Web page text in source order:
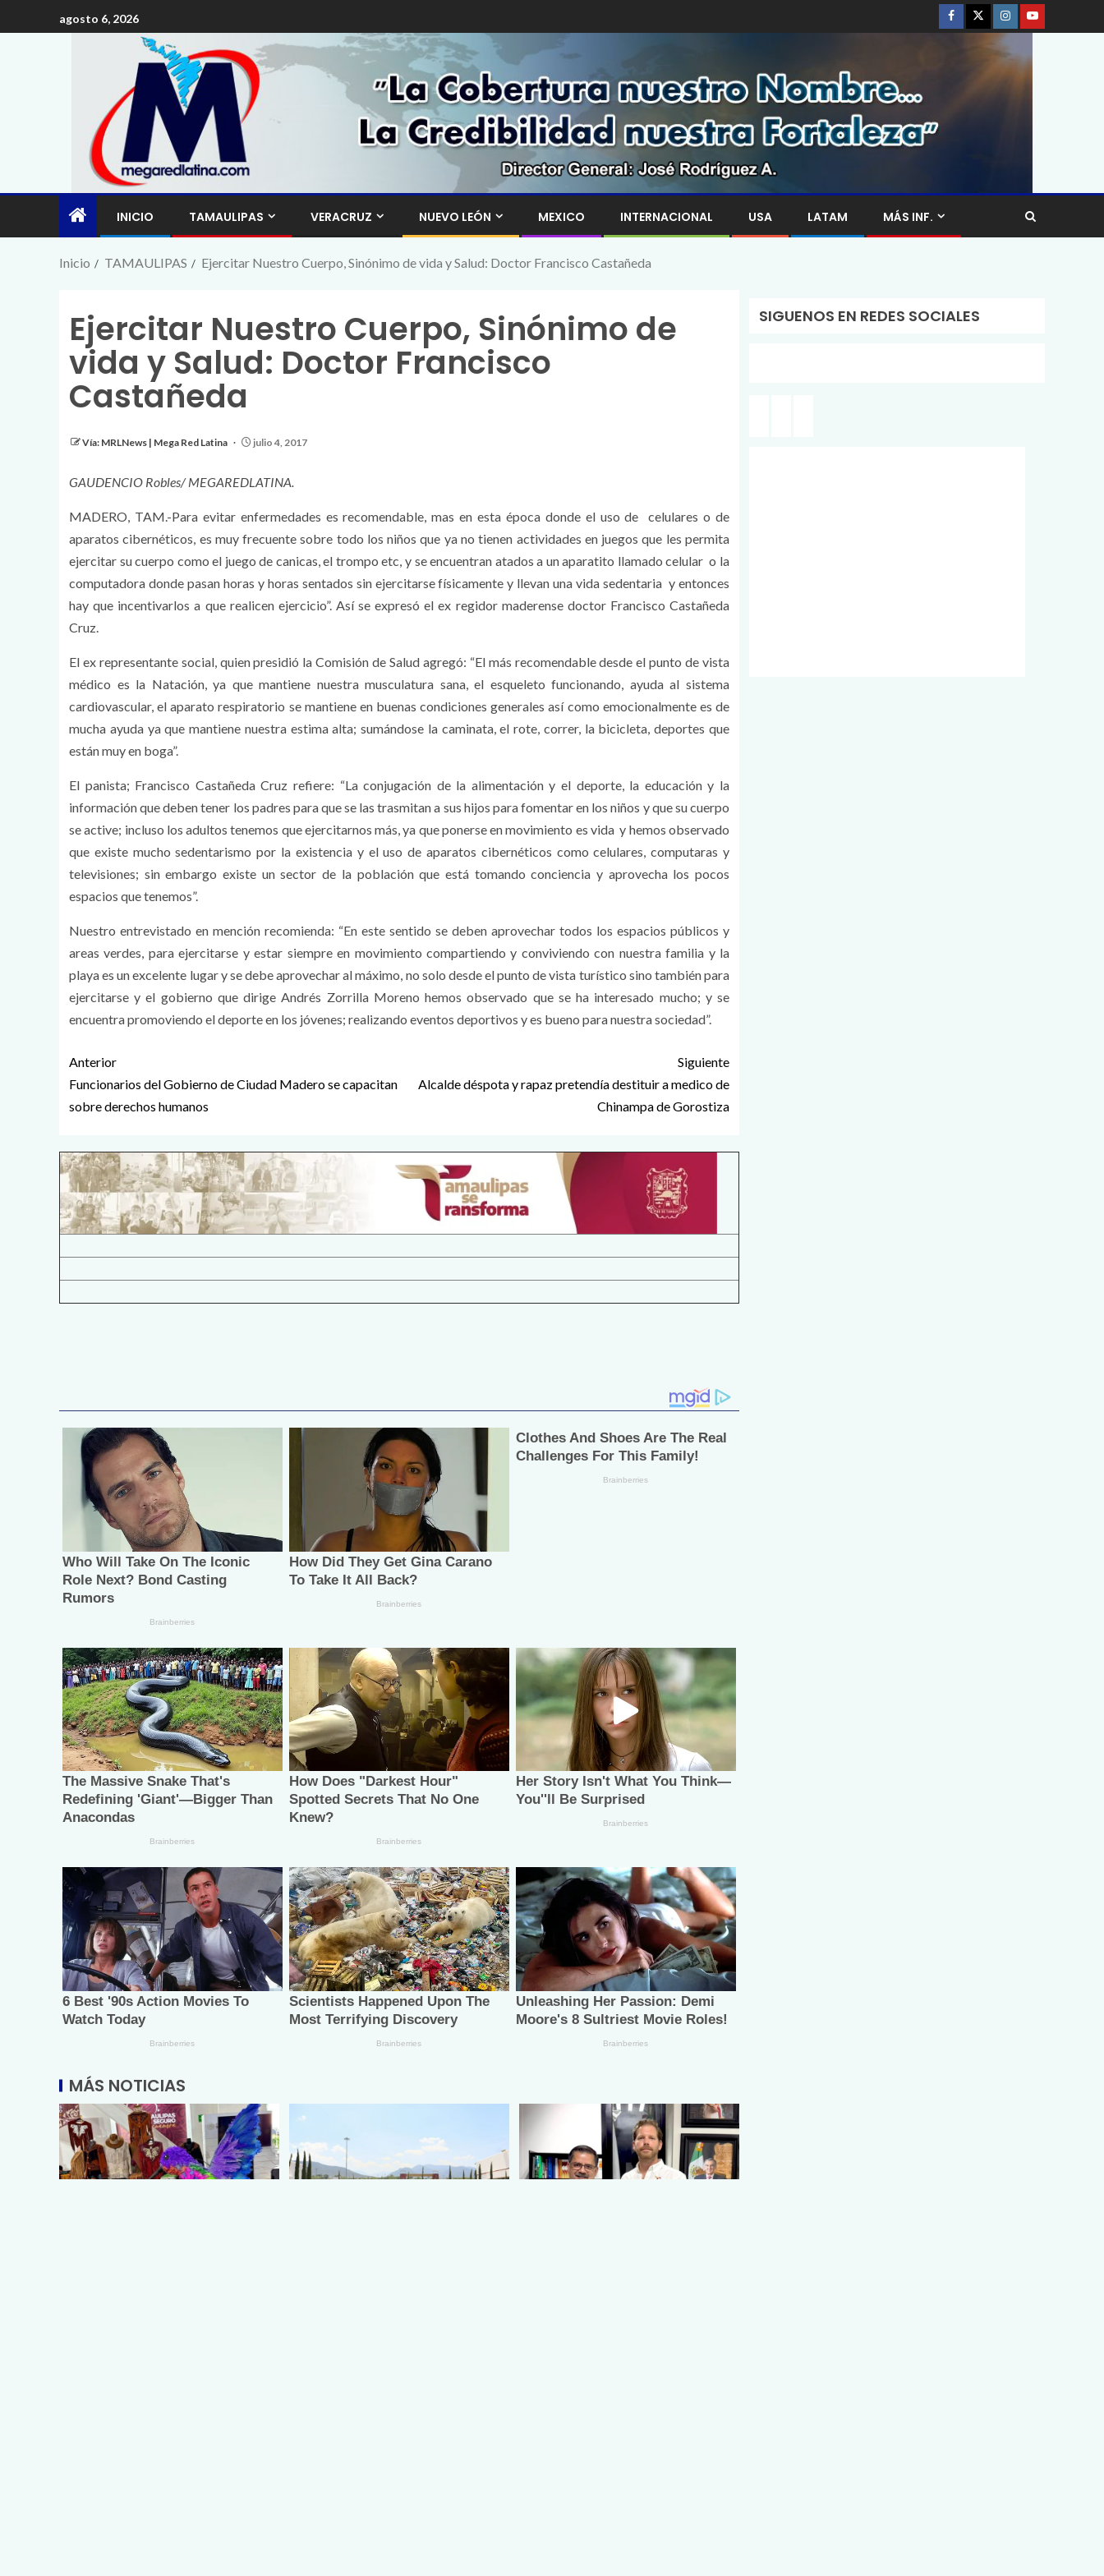
agosto 6, 2026
INICIO TAMAULIPAS VERACRUZ NUEVO LEÓN MEXICO INTERNACIONAL USA LATAM MÁS INF.
Inicio TAMAULIPAS Ejercitar Nuestro Cuerpo, Sinónimo de vida y Salud: Doctor Francisco Castañeda
Ejercitar Nuestro Cuerpo, Sinónimo de
vida y Salud: Doctor Francisco
Castañeda
Vía: MRLNews | Mega Red Latina julio 4, 2017
GAUDENCIO Robles/ MEGAREDLATINA.
MADERO, TAM.-Para evitar enfermedades es recomendable, mas en esta época donde el uso de celulares o de
aparatos cibernéticos, es muy frecuente sobre todo los niños que ya no tienen actividades en juegos que les permita
ejercitar su cuerpo como el juego de canicas, el trompo etc, y se encuentran atados a un aparatito llamado celular o la
computadora donde pasan horas y horas sentados sin ejercitarse físicamente y llevan una vida sedentaria y entonces
hay que incentivarlos a que realicen ejercicio”. Así se expresó el ex regidor maderense doctor Francisco Castañeda
Cruz.
El ex representante social, quien presidió la Comisión de Salud agregó: “El más recomendable desde el punto de vista
médico es la Natación, ya que mantiene nuestra musculatura sana, el esqueleto funcionando, ayuda al sistema
cardiovascular, el aparato respiratorio se mantiene en buenas condiciones generales así como emocionalmente es de
mucha ayuda ya que mantiene nuestra estima alta; sumándose la caminata, el rote, correr, la bicicleta, deportes que
están muy en boga”.
El panista; Francisco Castañeda Cruz refiere: “La conjugación de la alimentación y el deporte, la educación y la
información que deben tener los padres para que se las trasmitan a sus hijos para fomentar en los niños y que su cuerpo
se active; incluso los adultos tenemos que ejercitarnos más, ya que ponerse en movimiento es vida y hemos observado
que existe mucho sedentarismo por la existencia y el uso de aparatos cibernéticos como celulares, computaras y
televisiones; sin embargo existe un sector de la población que está tomando conciencia y aprovecha los pocos
espacios que tenemos”.
Nuestro entrevistado en mención recomienda: “En este sentido se deben aprovechar todos los espacios públicos y
areas verdes, para ejercitarse y estar siempre en movimiento compartiendo y conviviendo con nuestra familia y la
playa es un excelente lugar y se debe aprovechar al máximo, no solo desde el punto de vista turístico sino también para
ejercitarse y el gobierno que dirige Andrés Zorrilla Moreno hemos observado que se ha interesado mucho; y se
encuentra promoviendo el deporte en los jóvenes; realizando eventos deportivos y es bueno para nuestra sociedad”.
Anterior
Funcionarios del Gobierno de Ciudad Madero se capacitan
sobre derechos humanos
Siguiente
Alcalde déspota y rapaz pretendía destituir a medico de
Chinampa de Gorostiza
MÁS NOTICIAS
SIGUENOS EN REDES SOCIALES